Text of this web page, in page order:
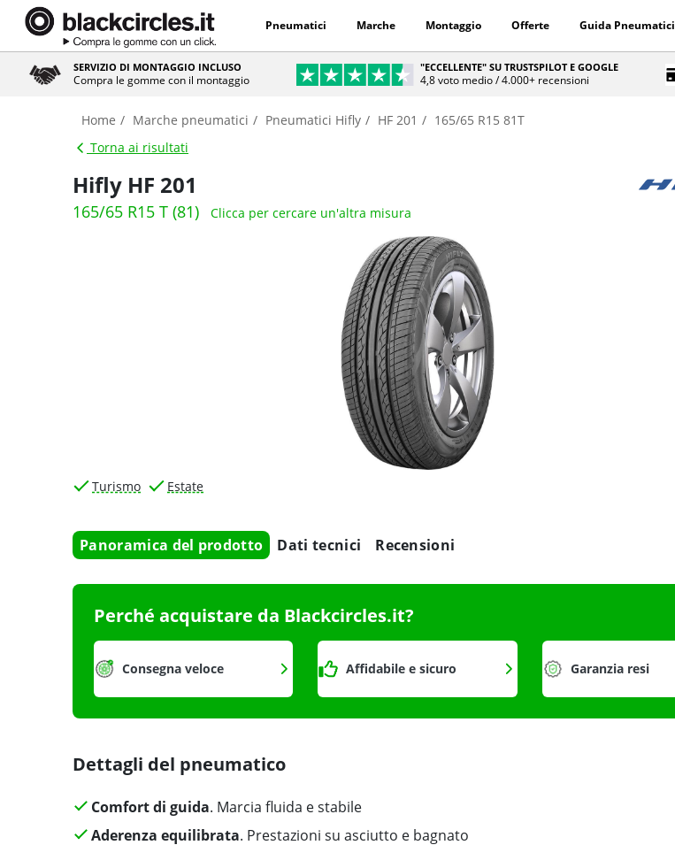
Pneumatici Marche Montaggio Offerte Guida Pneumatici
SERVIZIO DI MONTAGGIO INCLUSO
Compra le gomme con il montaggio
"ECCELLENTE" SU TRUSTSPILOT E GOOGLE
4,8 voto medio / 4.000+ recensioni
Home Marche pneumatici Pneumatici Hifly HF 201
165/65 R15 81T
Torna ai risultati
Hifly HF 201
165/65 R15 T (81) Clicca per cercare un'altra misura
Turismo Estate
Panoramica del prodotto Dati tecnici Recensioni
Perché acquistare da Blackcircles.it?
Consegna veloce Affidabile e sicuro Garanzia resi
Dettagli del pneumatico
Comfort di guida. Marcia fluida e stabile
Aderenza equilibrata. Prestazioni su asciutto e bagnato